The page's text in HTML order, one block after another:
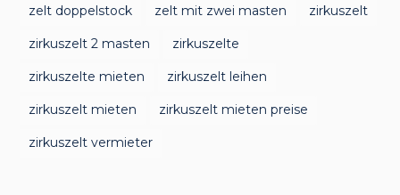
zelt doppelstock zelt mit zwei masten zirkuszelt
zirkuszelt 2 masten zirkuszelte
zirkuszelte mieten zirkuszelt leihen
zirkuszelt mieten zirkuszelt mieten preise
zirkuszelt vermieter